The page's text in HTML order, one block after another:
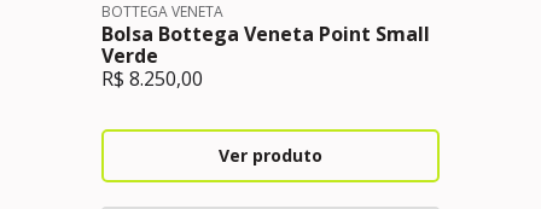
BOTTEGA VENETA
Bolsa Bottega Veneta Point Small
Verde
R$ 8.250,00
Ver produto